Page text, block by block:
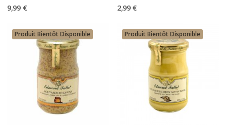
noble, assumé et inspirant.
9,99 € 2,99 €
Produit Bientôt Disponible Produit Bientôt Disponible